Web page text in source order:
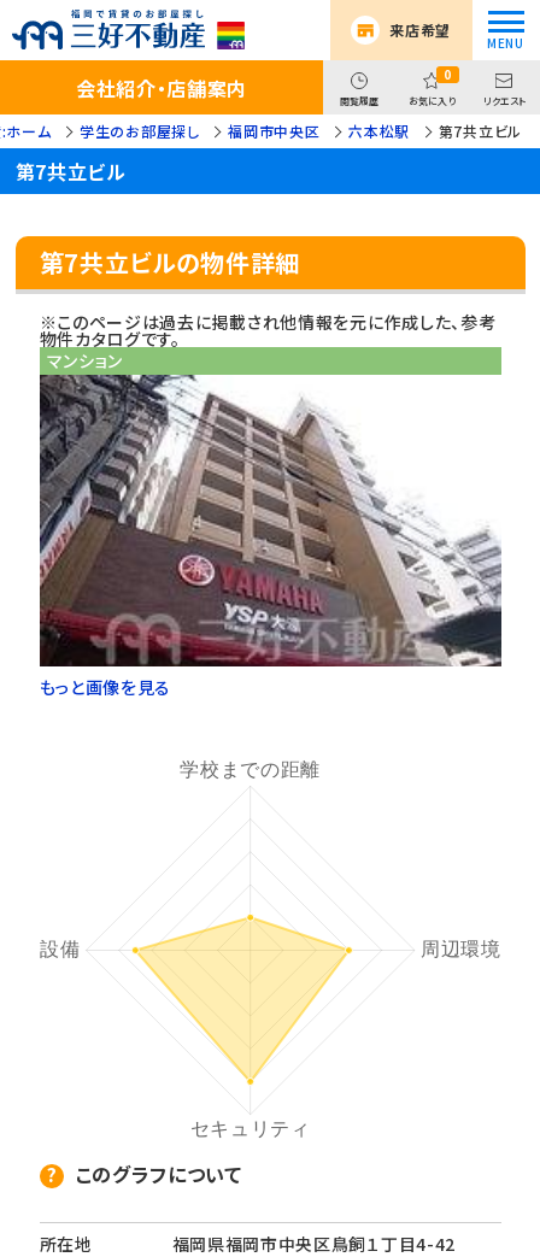
来店希望
会社紹介・店舗案内 閲覧履歴
0
お気に入り リクエスト
ホーム 学生のお部屋探し 福岡市中央区 六本松駅 第7共立ビル
第7共立ビル
第7共立ビルの物件詳細
※このページは過去に掲載され他情報を元に作成した、参考
物件カタログです。
マンション
もっと画像を見る
このグラフについて
所在地
福岡県福岡市中央区鳥飼１丁目4-42